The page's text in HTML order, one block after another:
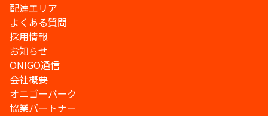
配達エリア
よくある質問
採用情報
お知らせ
ONIGO通信
会社概要
オニゴーパーク
協業パートナー